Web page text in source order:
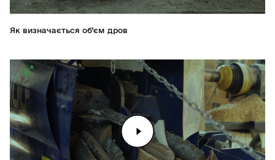
Як визначається об’єм дров